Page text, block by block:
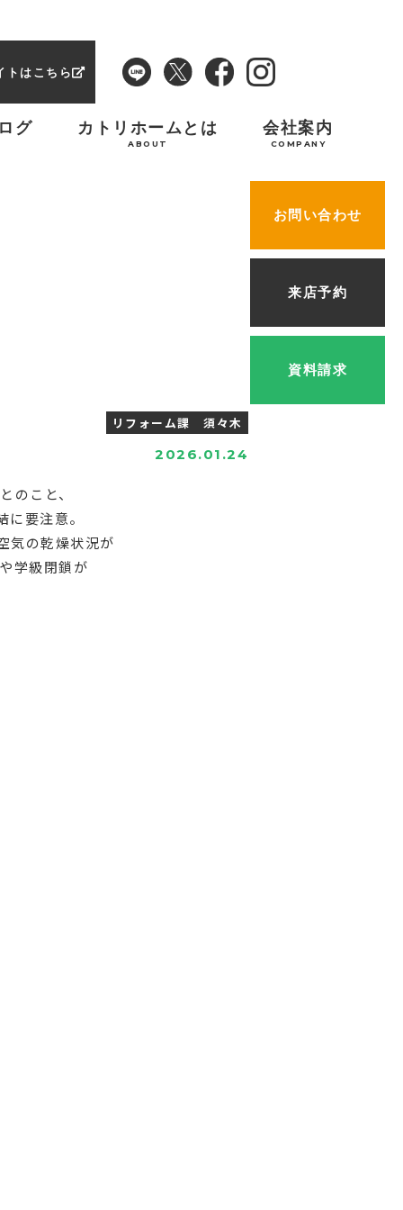
トはこちら
グ カトリホームとは
ABOUT
会社案内
COMPANY
お問い合わせ
来店予約
資料請求
リフォーム課 須々木
2026.01.24
のこと、
要注意。
気の乾燥状況が
学級閉鎖が